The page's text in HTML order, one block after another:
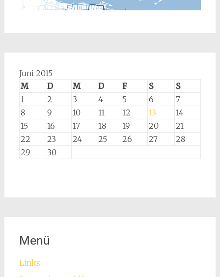
Juni 2015
M
D M D F S
S
1
2 3 4 5 6
7
8
9 10 11 12 13
14
15
16 17 18 19 20
21
22
23 24 25 26 27
28
29
30
Menü
Links